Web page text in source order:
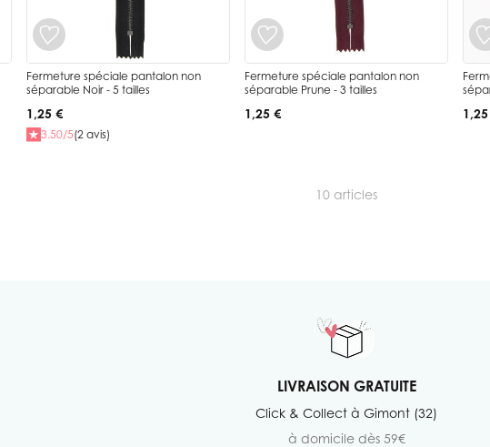
Fermeture spéciale pantalon non
séparable Noir - 5 tailles
1,25 €
3.50/5(2 avis)
Fermeture spéciale pantalon non
séparable Prune - 3 tailles
1,25 €
10 articles
LIVRAISON GRATUITE
Click & Collect à Gimont (32)
à domicile dès 59€